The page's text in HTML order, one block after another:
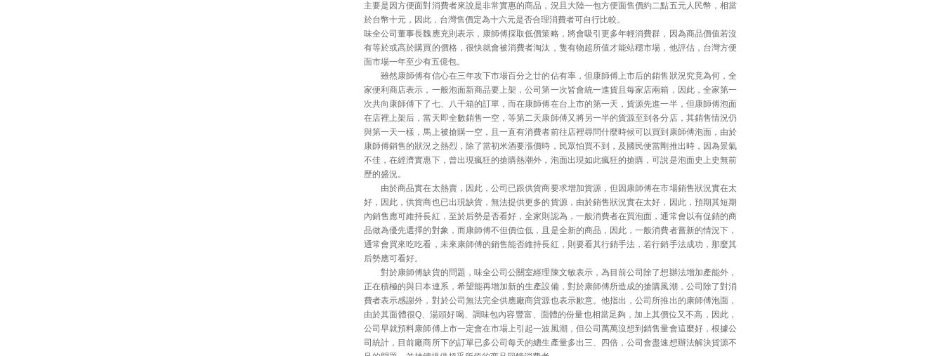
主要是因方便面對消費者來說是非常實惠的商品，況且大陸一包方便面售價約二點五元人民幣，相當
於台幣十元，因此，台灣售價定為十六元是否合理消費者可自行比較。
味全公司董事長魏應充則表示，康師傅採取低價策略，將會吸引更多年輕消費群，因為商品價值若沒
有等於或高於購買的價格，很快就會被消費者淘汰，隻有物超所值才能站穩市場，他評估，台灣方便
面市場一年至少有五億包。
雖然康師傅有信心在三年攻下市場百分之廿的佔有率，但康師傅上市后的銷售狀況究竟為何，全
家便利商店表示，一般泡面新商品要上架，公司第一次皆會統一進貨且每家店兩箱，因此，全家第一
次共向康師傅下了七、八千箱的訂單，而在康師傅在台上市的第一天，貨源先進一半，但康師傅泡面
在店裡上架后，當天即全數銷售一空，等第二天康師傅又將另一半的貨源至到各分店，其銷售情況仍
與第一天一樣，馬上被搶購一空，且一直有消費者前往店裡尋問什麼時候可以買到康師傅泡面，由於
康師傅銷售的狀況之熱烈，除了當初米酒要漲價時，民眾怕買不到，及國民便當剛推出時，因為景氣
不佳，在經濟實惠下，曾出現瘋狂的搶購熱潮外，泡面出現如此瘋狂的搶購，可說是泡面史上史無前
歷的盛況。
由於商品實在太熱賣，因此，公司已跟供貨商要求增加貨源，但因康師傅在市場銷售狀況實在太
好，因此，供貨商也已出現缺貨，無法提供更多的貨源，由於銷售狀況實在太好，因此，預期其短期
內銷售應可維持長紅，至於后勢是否看好，全家則認為，一般消費者在買泡面，通常會以有促銷的商
品做為優先選擇的對象，而康師傅不但價位低，且是全新的商品，因此，一般消費者嘗新的情況下，
通常會買來吃吃看，未來康師傅的銷售能否維持長紅，則要看其行銷手法，若行銷手法成功，那麼其
后勢應可看好。
對於康師傅缺貨的問題，味全公司公關室經理陳文敏表示，為目前公司除了想辦法增加產能外，
正在積極的與日本連系，希望能再增加新的生產設備，對於康師傅所造成的搶購風潮，公司除了對消
費者表示感謝外，對於公司無法完全供應廠商貨源也表示歉意。他指出，公司所推出的康師傅泡面，
由於其面體很Q、湯頭好喝、調味包內容豐富、面體的份量也相當足夠，加上其價位又不高，因此，
公司早就預料康師傅上市一定會在市場上引起一波風潮，但公司萬萬沒想到銷售量會這麼好，根據公
司統計，目前廠商所下的訂單已多公司每天的總生產量多出三、四倍，公司會盡速想辦法解決貨源不